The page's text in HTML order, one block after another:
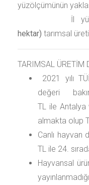
yüzölçümünün
İl
hektar) tarımsal
TARIMSAL ÜRETİM
2021 yılı
değeri
TL ile Antalya
almakta olup
Canlı hayvan
TL ile 24.
Hayvansal